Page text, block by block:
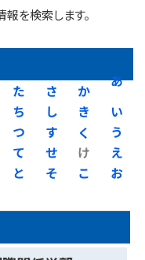
を検索します。
あ
い
う
え
お
か
き
く
け
こ
さ
し
す
せ
そ
た
ち
つ
て
と